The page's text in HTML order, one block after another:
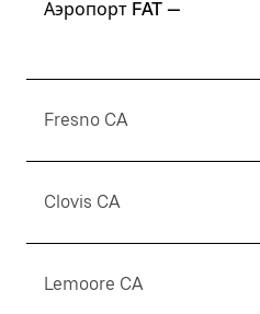
Аэропорт FAT —
Fresno CA
Clovis CA
Lemoore CA